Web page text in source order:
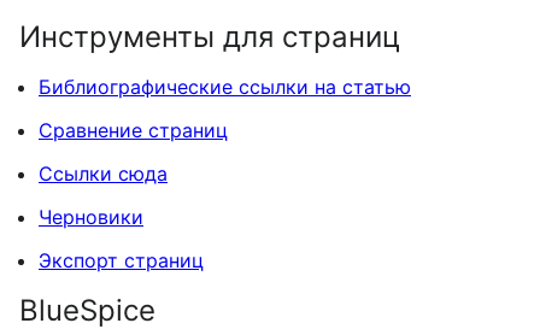
Инструменты для страниц
Библиографические ссылки на статью
Сравнение страниц
Ссылки сюда
Черновики
Экспорт страниц
BlueSpice